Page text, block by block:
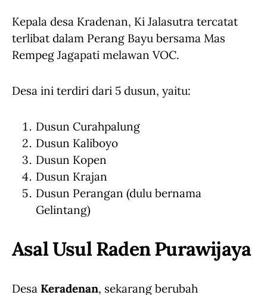
Kepala desa Kradenan, Ki Jalasutra tercatat
terlibat dalam Perang Bayu bersama Mas
Rempeg Jagapati melawan VOC.
Desa ini terdiri dari 5 dusun, yaitu:
Dusun Curahpalung
Dusun Kaliboyo
Dusun Kopen
Dusun Krajan
Dusun Perangan (dulu bernama
Gelintang)
Asal Usul Raden Purawijaya
Desa Keradenan, sekarang berubah